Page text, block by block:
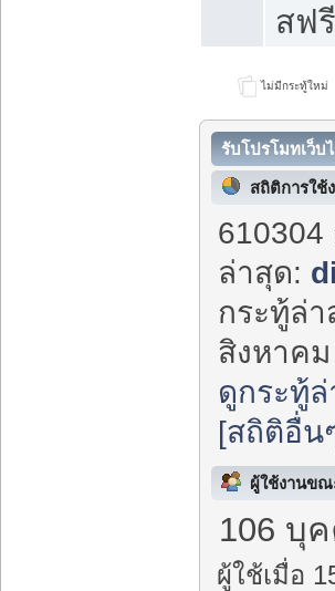
สฟ
ไม่มีกระทู้ใหม่
รับโปรโมทเว็บ
สถิติการใช้
ล่าสุด:
กระทู้ล่า
สิงหาค
ดูกระทู้
[สถิติอื่น
ผู้ใช้งานข
106 บุ
ผู้ใช้เมื่อ